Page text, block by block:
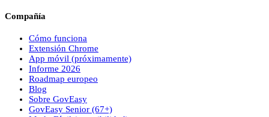
Compañía
Cómo funciona
Extensión Chrome
App móvil (próximamente)
Informe 2026
Roadmap europeo
Blog
Sobre GovEasy
GovEasy Senior (67+)